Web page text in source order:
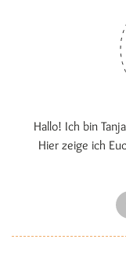
Hallo! Ich bin
Hier zeige ich